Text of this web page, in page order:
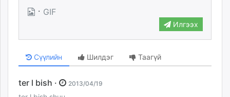
· GIF
Илгээх
Сүүлийн Шилдэг Таагүй
ter l bish · 2013/04/19